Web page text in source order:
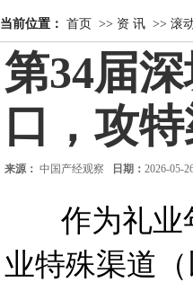
当前位置： 首页 >> 资 讯 >> 滚
第34届
口，攻
来源： 中国产经观察 日期： 2026-05-
作为礼业年
业特殊渠道